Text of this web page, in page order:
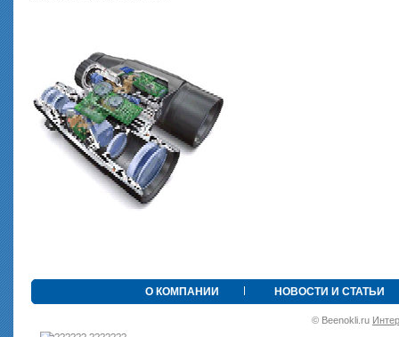
О КОМПАНИИ НОВОСТИ И СТАТЬИ
© Beenokli.ru